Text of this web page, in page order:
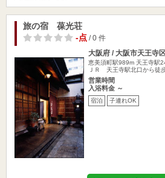
旅の宿 葆光荘
-点/ 0 件
大阪府 / 大阪市天王寺
恵美須町駅989m 天王寺駅
ＪＲ 天王寺駅北口から徒
営業時間
入浴料金 ～
宿泊 子連れOK